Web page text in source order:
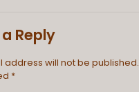
Reply
address will not be published.
*